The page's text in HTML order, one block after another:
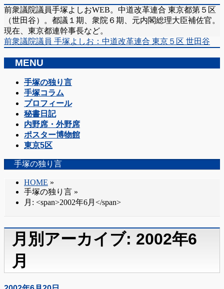
前衆議院議員手塚よしおWEB。中道改革連合 東京都第５区
（世田谷）。都議１期、衆院６期、元内閣総理大臣補佐官。
現在、東京都連幹事長など。
前衆議院議員 手塚よしお：中道改革連合 東京５区 世田谷
MENU
手塚の独り言
手塚コラム
プロフィール
秘書日記
内野席・外野席
ポスター博物館
東京5区
手塚の独り言
HOME »
手塚の独り言 »
月: <span>2002年6月</span>
月別アーカイブ: 2002年6
月